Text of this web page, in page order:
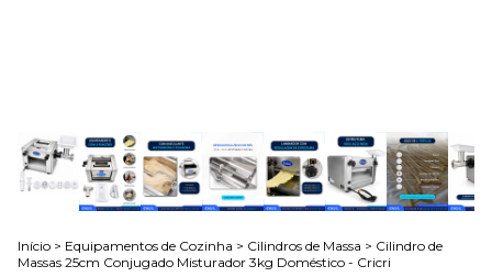
Início > Equipamentos de Cozinha > Cilindros de Massa > Cilindro de
Massas 25cm Conjugado Misturador 3kg Doméstico - Cricri